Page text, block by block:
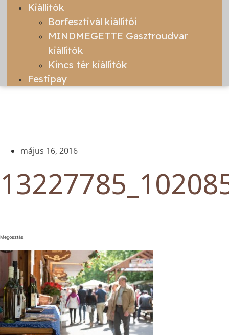
Kiállítók
Borfesztivál kiállítói
MINDMEGETTE Gasztroudvar
kiállítók
Kincs tér kiállítók
Festipay
május 16, 2016
Megosztás